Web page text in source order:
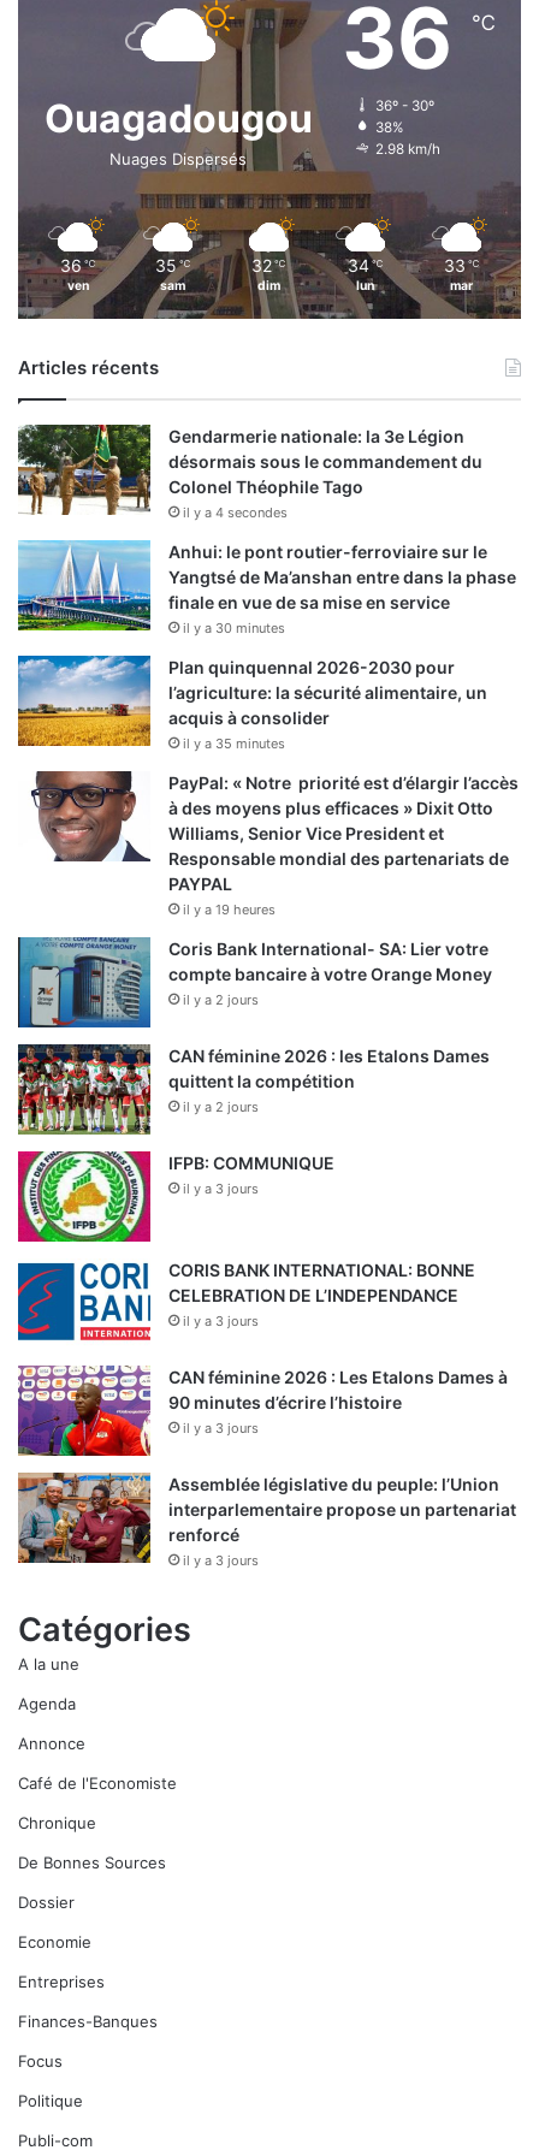
Ouagadougou
Nuages Dispersés
36 ℃
36º - 30º
38%
2.98 km/h
36 ℃
ven
35 ℃
sam
32 ℃
dim
34 ℃
lun
33 ℃
mar
Articles récents
Gendarmerie nationale: la 3e Légion
désormais sous le commandement du
Colonel Théophile Tago
il y a 4 secondes
Anhui: le pont routier-ferroviaire sur le
Yangtsé de Ma’anshan entre dans la phase
finale en vue de sa mise en service
il y a 30 minutes
Plan quinquennal 2026-2030 pour
l’agriculture: la sécurité alimentaire, un
acquis à consolider
il y a 35 minutes
PayPal: « Notre priorité est d’élargir l’accès
à des moyens plus efficaces » Dixit Otto
Williams, Senior Vice President et
Responsable mondial des partenariats de
PAYPAL
il y a 19 heures
Coris Bank International- SA: Lier votre
compte bancaire à votre Orange Money
il y a 2 jours
CAN féminine 2026 : les Etalons Dames
quittent la compétition
il y a 2 jours
IFPB: COMMUNIQUE
il y a 3 jours
CORIS BANK INTERNATIONAL: BONNE
CELEBRATION DE L’INDEPENDANCE
il y a 3 jours
CAN féminine 2026 : Les Etalons Dames à
90 minutes d’écrire l’histoire
il y a 3 jours
Assemblée législative du peuple: l’Union
interparlementaire propose un partenariat
renforcé
il y a 3 jours
Catégories
A la une
Agenda
Annonce
Café de l'Economiste
Chronique
De Bonnes Sources
Dossier
Economie
Entreprises
Finances-Banques
Focus
Politique
Publi-com